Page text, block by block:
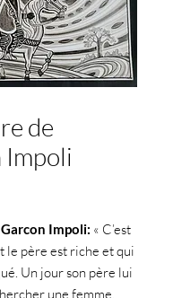
de
Impoli
Impoli: « C’est
le père est riche et qui
Un jour son père lui
une femme.